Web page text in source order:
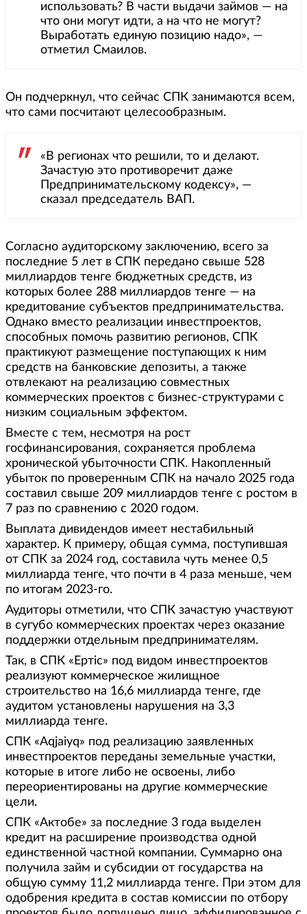
использовать? В части выдачи займов — на
что они могут идти, а на что не могут?
Выработать единую позицию надо», —
отметил Смаилов.
Он подчеркнул, что сейчас СПК занимаются всем,
что сами посчитают целесообразным.
«В регионах что решили, то и делают.
Зачастую это противоречит даже
Предпринимательскому кодексу», —
сказал председатель ВАП.
Согласно аудиторскому заключению, всего за
последние 5 лет в СПК передано свыше 528
миллиардов тенге бюджетных средств, из
которых более 288 миллиардов тенге — на
кредитование субъектов предпринимательства.
Однако вместо реализации инвестпроектов,
способных помочь развитию регионов, СПК
практикуют размещение поступающих к ним
средств на банковские депозиты, а также
отвлекают на реализацию совместных
коммерческих проектов с бизнес-структурами с
низким социальным эффектом.
Вместе с тем, несмотря на рост
госфинансирования, сохраняется проблема
хронической убыточности СПК. Накопленный
убыток по проверенным СПК на начало 2025 года
составил свыше 209 миллиардов тенге с ростом в
7 раз по сравнению с 2020 годом.
Выплата дивидендов имеет нестабильный
характер. К примеру, общая сумма, поступившая
от СПК за 2024 год, составила чуть менее 0,5
миллиарда тенге, что почти в 4 раза меньше, чем
по итогам 2023-го.
Аудиторы отметили, что СПК зачастую участвуют
в сугубо коммерческих проектах через оказание
поддержки отдельным предпринимателям.
Так, в СПК «Ертіс» под видом инвестпроектов
реализуют коммерческое жилищное
строительство на 16,6 миллиарда тенге, где
аудитом установлены нарушения на 3,3
миллиарда тенге.
СПК «Aqjaiyq» под реализацию заявленных
инвестпроектов переданы земельные участки,
которые в итоге либо не освоены, либо
переориентированы на другие коммерческие
цели.
СПК «Актобе» за последние 3 года выделен
кредит на расширение производства одной
единственной частной компании. Суммарно она
получила займ и субсидии от государства на
общую сумму 11,2 миллиарда тенге. При этом для
одобрения кредита в состав комиссии по отбору